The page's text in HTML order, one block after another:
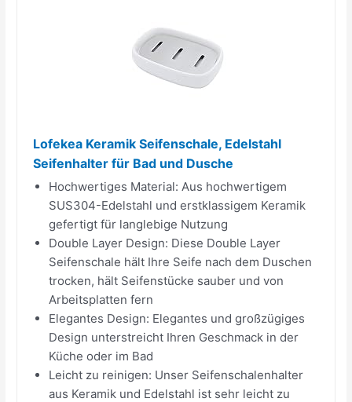
Lofekea Keramik Seifenschale, Edelstahl
Seifenhalter für Bad und Dusche
Hochwertiges Material: Aus hochwertigem
SUS304-Edelstahl und erstklassigem Keramik
gefertigt für langlebige Nutzung
Double Layer Design: Diese Double Layer
Seifenschale hält Ihre Seife nach dem Duschen
trocken, hält Seifenstücke sauber und von
Arbeitsplatten fern
Elegantes Design: Elegantes und großzügiges
Design unterstreicht Ihren Geschmack in der
Küche oder im Bad
Leicht zu reinigen: Unser Seifenschalenhalter
aus Keramik und Edelstahl ist sehr leicht zu